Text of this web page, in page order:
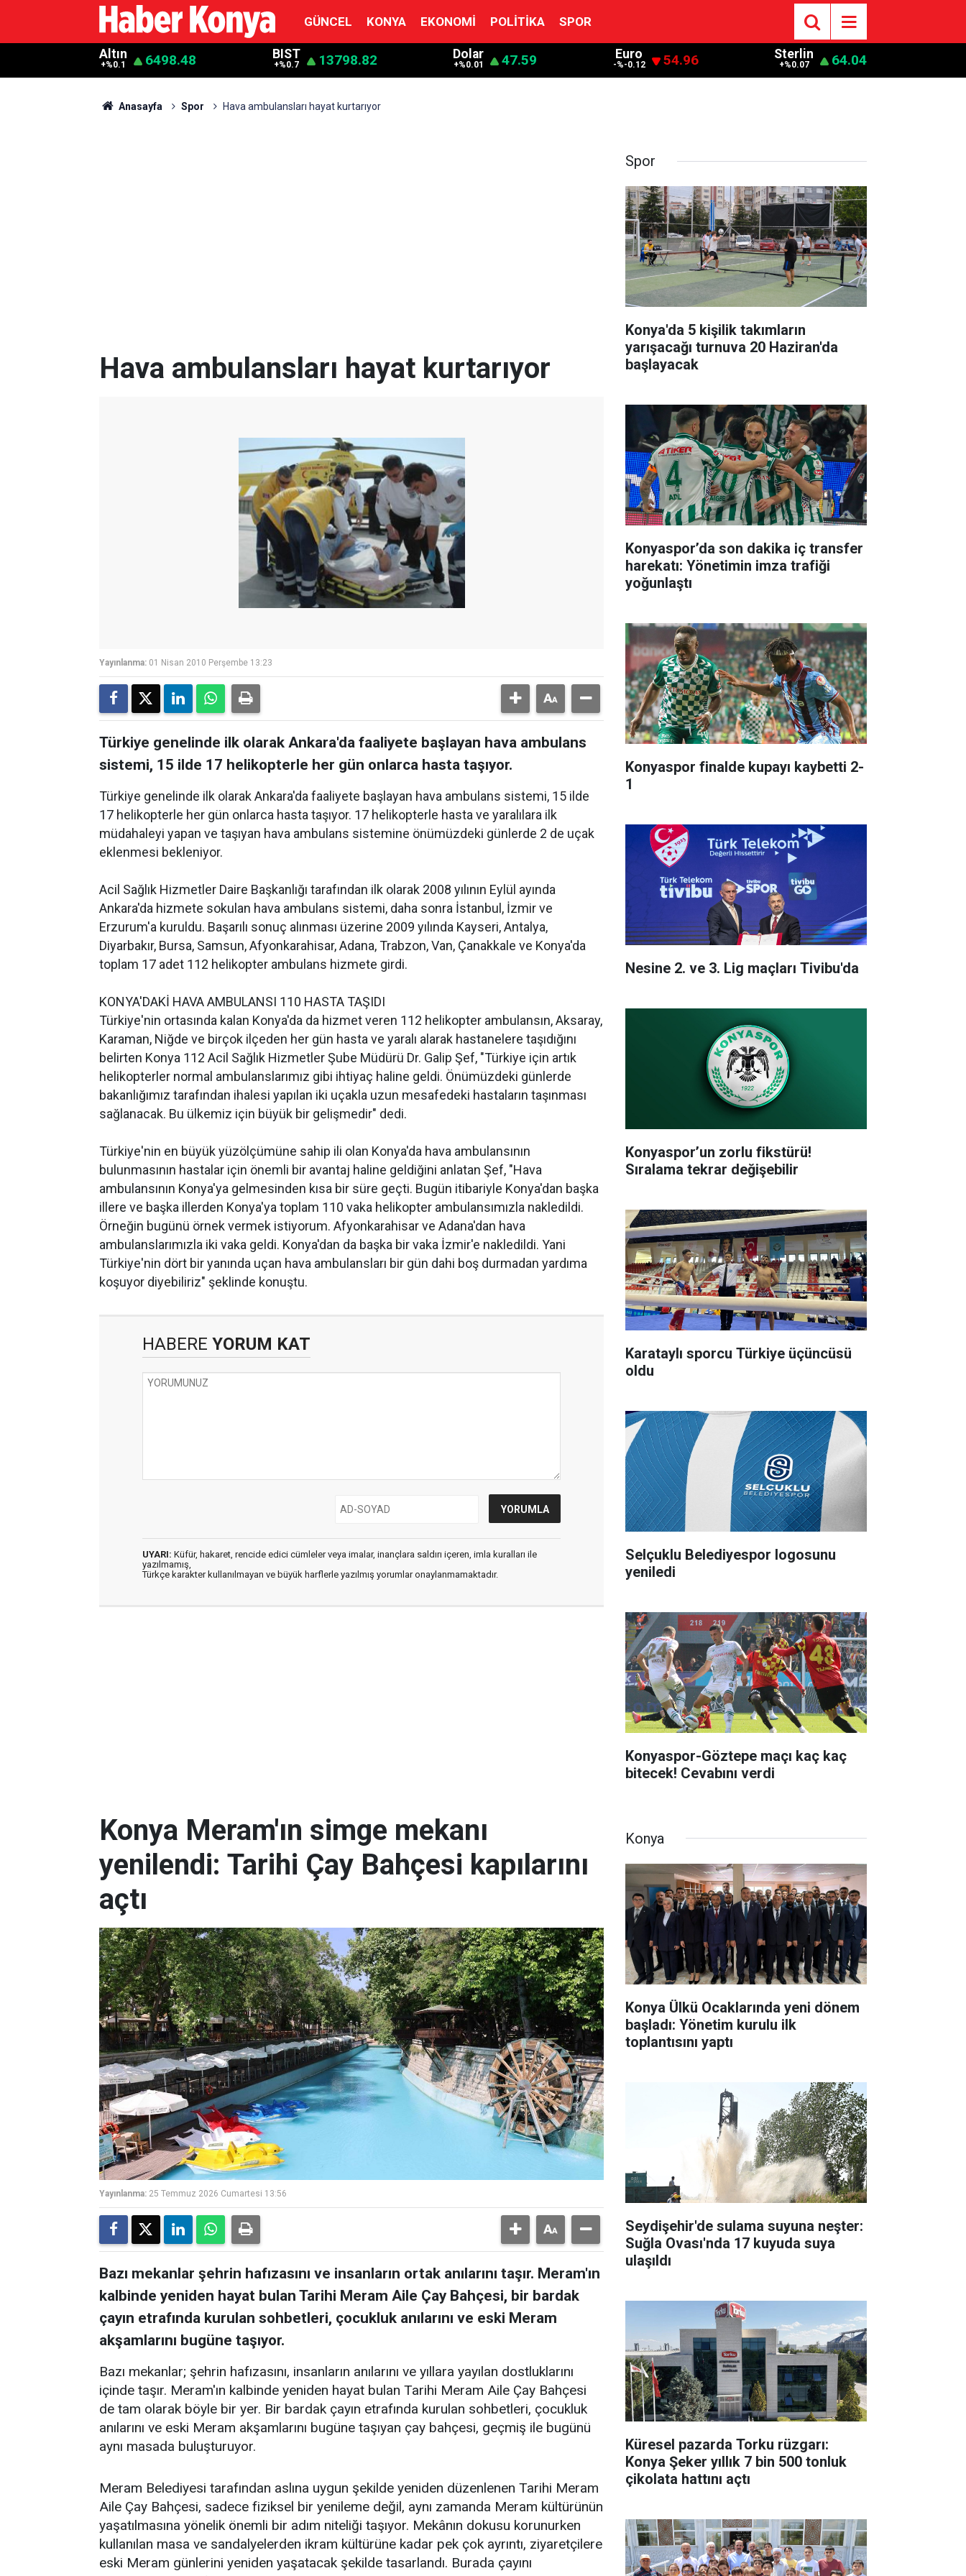
GÜNCEL KONYA EKONOMI POLITIKA SPOR
Altın
+%0.1 6498.48 BIST
+%0.7 13798.82 Dolar
+%0.01 47.59 Euro
-%-0.12 54.96 Sterlin
+%0.07 64.04
Anasayfa Spor Hava ambulansları hayat kurtarıyor
Hava ambulansları hayat kurtarıyor
Yayınlanma: 01 Nisan 2010 Perşembe 13:23
Türkiye genelinde ilk olarak Ankara'da faaliyete başlayan hava ambulans
sistemi, 15 ilde 17 helikopterle her gün onlarca hasta taşıyor.
Türkiye genelinde ilk olarak Ankara'da faaliyete başlayan hava ambulans sistemi, 15 ilde
17 helikopterle her gün onlarca hasta taşıyor. 17 helikopterle hasta ve yaralılara ilk
müdahaleyi yapan ve taşıyan hava ambulans sistemine önümüzdeki günlerde 2 de uçak
eklenmesi bekleniyor.
Acil Sağlık Hizmetler Daire Başkanlığı tarafından ilk olarak 2008 yılının Eylül ayında
Ankara'da hizmete sokulan hava ambulans sistemi, daha sonra İstanbul, İzmir ve
Erzurum'a kuruldu. Başarılı sonuç alınması üzerine 2009 yılında Kayseri, Antalya,
Diyarbakır, Bursa, Samsun, Afyonkarahisar, Adana, Trabzon, Van, Çanakkale ve Konya'da
toplam 17 adet 112 helikopter ambulans hizmete girdi.
KONYA'DAKİ HAVA AMBULANSI 110 HASTA TAŞIDI
Türkiye'nin ortasında kalan Konya'da da hizmet veren 112 helikopter ambulansın, Aksaray,
Karaman, Niğde ve birçok ilçeden her gün hasta ve yaralı alarak hastanelere taşıdığını
belirten Konya 112 Acil Sağlık Hizmetler Şube Müdürü Dr. Galip Şef, "Türkiye için artık
helikopterler normal ambulanslarımız gibi ihtiyaç haline geldi. Önümüzdeki günlerde
bakanlığımız tarafından ihalesi yapılan iki uçakla uzun mesafedeki hastaların taşınması
sağlanacak. Bu ülkemiz için büyük bir gelişmedir" dedi.
Türkiye'nin en büyük yüzölçümüne sahip ili olan Konya'da hava ambulansının
bulunmasının hastalar için önemli bir avantaj haline geldiğini anlatan Şef, "Hava
ambulansının Konya'ya gelmesinden kısa bir süre geçti. Bugün itibariyle Konya'dan başka
illere ve başka illerden Konya'ya toplam 110 vaka helikopter ambulansımızla nakledildi.
Örneğin bugünü örnek vermek istiyorum. Afyonkarahisar ve Adana'dan hava
ambulanslarımızla iki vaka geldi. Konya'dan da başka bir vaka İzmir'e nakledildi. Yani
Türkiye'nin dört bir yanında uçan hava ambulansları bir gün dahi boş durmadan yardıma
koşuyor diyebiliriz" şeklinde konuştu.
HABERE YORUM KAT
UYARI: Küfür, hakaret, rencide edici cümleler veya imalar, inançlara saldırı içeren, imla kuralları ile
yazılmamış,
Türkçe karakter kullanılmayan ve büyük harflerle yazılmış yorumlar onaylanmamaktadır.
Spor
Konya'da 5 kişilik takımların
yarışacağı turnuva 20 Haziran'da
başlayacak
Konyaspor’da son dakika iç transfer
harekatı: Yönetimin imza trafiği
yoğunlaştı
Konyaspor finalde kupayı kaybetti 2-
1
Nesine 2. ve 3. Lig maçları Tivibu'da
Konyaspor’un zorlu fikstürü!
Sıralama tekrar değişebilir
Karataylı sporcu Türkiye üçüncüsü
oldu
Selçuklu Belediyespor logosunu
yeniledi
Konyaspor-Göztepe maçı kaç kaç
bitecek! Cevabını verdi
Konya Meram'ın simge mekanı
yenilendi: Tarihi Çay Bahçesi kapılarını
açtı
Yayınlanma: 25 Temmuz 2026 Cumartesi 13:56
Bazı mekanlar şehrin hafızasını ve insanların ortak anılarını taşır. Meram'ın
kalbinde yeniden hayat bulan Tarihi Meram Aile Çay Bahçesi, bir bardak
çayın etrafında kurulan sohbetleri, çocukluk anılarını ve eski Meram
akşamlarını bugüne taşıyor.
Bazı mekanlar; şehrin hafızasını, insanların anılarını ve yıllara yayılan dostluklarını
içinde taşır. Meram'ın kalbinde yeniden hayat bulan Tarihi Meram Aile Çay Bahçesi
de tam olarak böyle bir yer. Bir bardak çayın etrafında kurulan sohbetleri, çocukluk
anılarını ve eski Meram akşamlarını bugüne taşıyan çay bahçesi, geçmiş ile bugünü
aynı masada buluşturuyor.
Meram Belediyesi tarafından aslına uygun şekilde yeniden düzenlenen Tarihi Meram
Aile Çay Bahçesi, sadece fiziksel bir yenileme değil, aynı zamanda Meram kültürünün
yaşatılmasına yönelik önemli bir adım niteliği taşıyor. Mekânın dokusu korunurken
kullanılan masa ve sandalyelerden ikram kültürüne kadar pek çok ayrıntı, ziyaretçilere
eski Meram günlerini yeniden yaşatacak şekilde tasarlandı. Burada çayını
Konya
Konya Ülkü Ocaklarında yeni dönem
başladı: Yönetim kurulu ilk
toplantısını yaptı
Seydişehir'de sulama suyuna neşter:
Suğla Ovası'nda 17 kuyuda suya
ulaşıldı
Küresel pazarda Torku rüzgarı:
Konya Şeker yıllık 7 bin 500 tonluk
çikolata hattını açtı